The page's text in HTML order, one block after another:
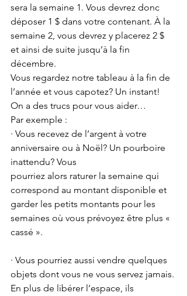
sera la semaine 1. Vous devrez donc
déposer 1 $ dans votre contenant. À la
semaine 2, vous devrez y placerez 2 $
et ainsi de suite jusqu’à la fin
décembre.
Vous regardez notre tableau à la fin de
l’année et vous capotez? Un instant!
On a des trucs pour vous aider…
Par exemple :
· Vous recevez de l’argent à votre
anniversaire ou à Noël? Un pourboire
inattendu? Vous
pourriez alors raturer la semaine qui
correspond au montant disponible et
garder les petits montants pour les
semaines où vous prévoyez être plus «
cassé ».
· Vous pourriez aussi vendre quelques
objets dont vous ne vous servez jamais.
En plus de libérer l’espace, ils